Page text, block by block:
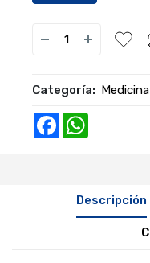
Categoría: Medicina
Facebook
Descripción